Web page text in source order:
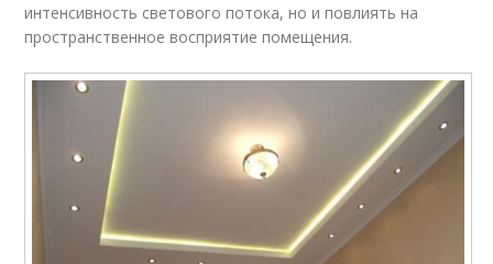
интенсивность светового потока, но и повлиять на
пространственное восприятие помещения.